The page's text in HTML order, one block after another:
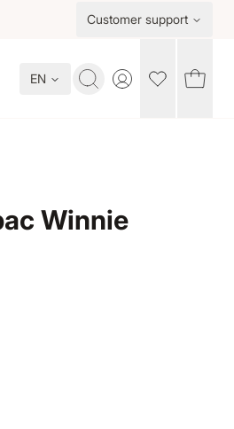
Customer support
EN Toggle account
Winnie